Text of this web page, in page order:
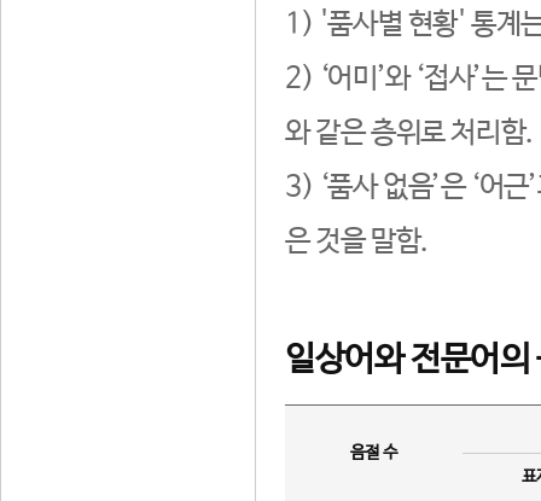
1) '품사별 현황' 통계
2) ‘어미’와 ‘접사’는
와 같은 층위로 처리함.
3) ‘품사 없음’은 ‘어
은 것을 말함.
일상어와 전문어의
음절 수
표